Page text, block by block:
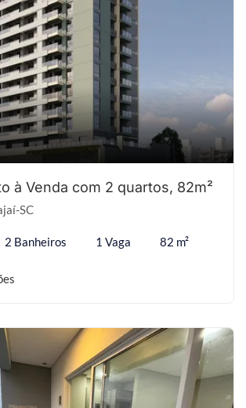
à Venda com 2 quartos, 82m²
SC
2 Banheiros 1 Vaga 82 m²